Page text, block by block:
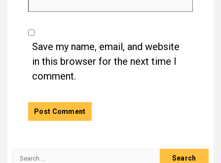
Save my name, email, and website
in this browser for the next time I
comment.